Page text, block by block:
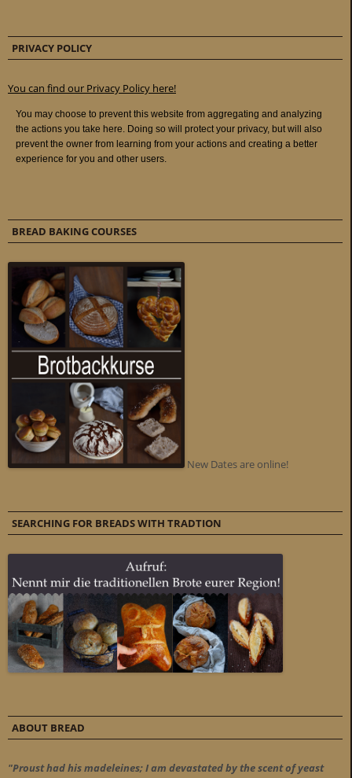
PRIVACY POLICY
You can find our Privacy Policy here!
BREAD BAKING COURSES
New Dates are online!
SEARCHING FOR BREADS WITH TRADTION
ABOUT BREAD
"Proust had his madeleines; I am devastated by the scent of yeast